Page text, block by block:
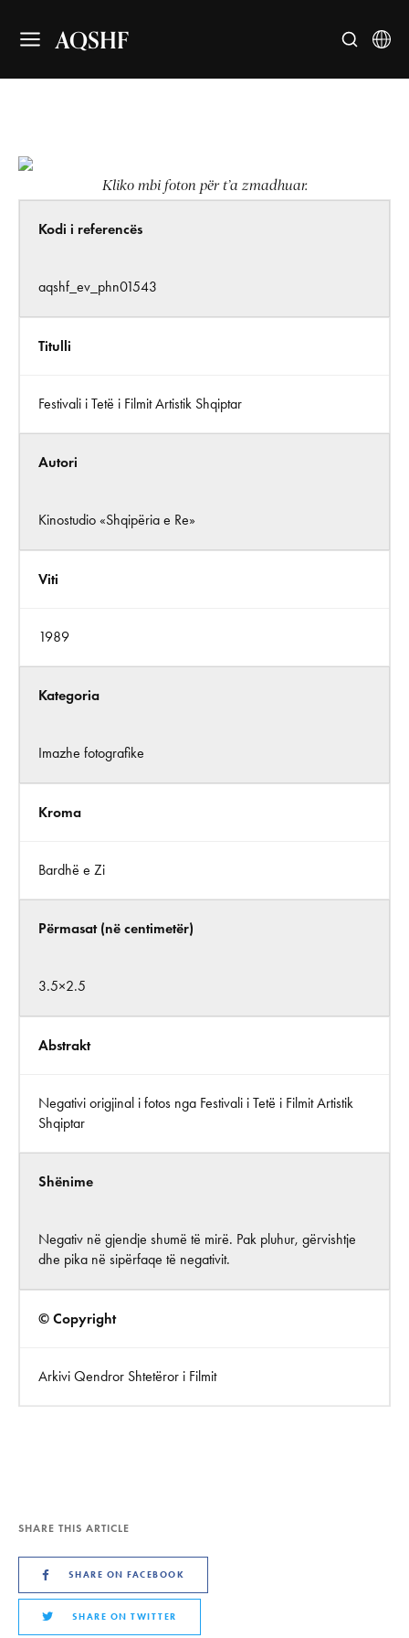
AQSHF
Kliko mbi foton për t’a zmadhuar.
Kodi i referencës
aqshf_ev_phn01543
Titulli
Festivali i Tetë i Filmit Artistik Shqiptar
Autori
Kinostudio «Shqipëria e Re»
Viti
1989
Kategoria
Imazhe fotografike
Kroma
Bardhë e Zi
Përmasat (në centimetër)
3.5×2.5
Abstrakt
Negativi origjinal i fotos nga Festivali i Tetë i Filmit Artistik
Shqiptar
Shënime
Negativ në gjendje shumë të mirë. Pak pluhur, gërvishtje
dhe pika në sipërfaqe të negativit.
© Copyright
Arkivi Qendror Shtetëror i Filmit
SHARE THIS ARTICLE
SHARE ON FACEBOOK
SHARE ON TWITTER